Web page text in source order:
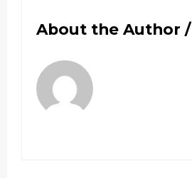
About the Author /